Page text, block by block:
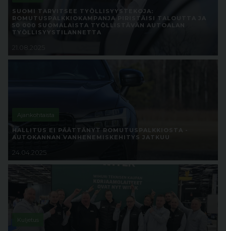
SUOMI TARVITSEE TYÖLLISYYSTEKOJA:
ROMUTUSPALKKIOKAMPANJA PIRISTÄISI TALOUTTA JA
50 000 SUOMALAISTA TYÖLLISTÄVÄN AUTOALAN
TYÖLLISYYSTILANNETTA
21.08.2025
Ajankohtaista
HALLITUS EI PÄÄTTÄNYT ROMUTUSPALKKIOSTA -
AUTOKANNAN VANHENEMISKEHITYS JATKUU
24.04.2025
Kuljetus